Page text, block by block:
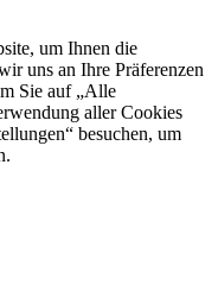
um Ihnen die
uns an Ihre Präferenzen
Sie auf „Alle
aller Cookies
besuchen, um